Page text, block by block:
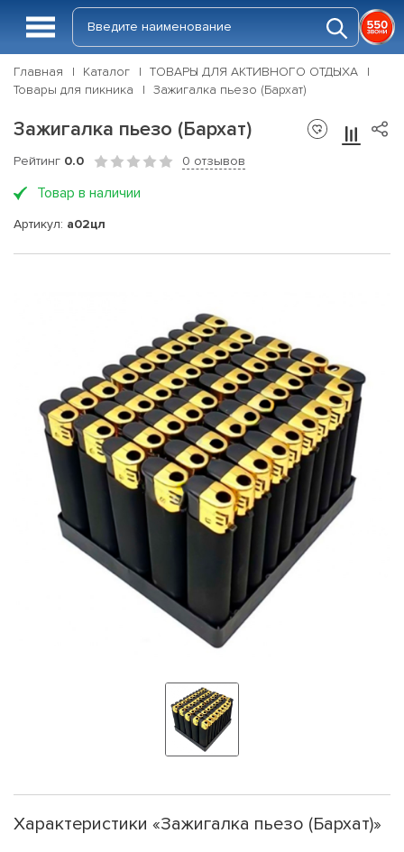
Главная Каталог
ТОВАРЫ ДЛЯ АКТИВНОГО ОТДЫХА
Товары для пикника
Зажигалка пьезо (Бархат)
Зажигалка пьезо (Бархат)
Рейтинг 0.0 0 отзывов
Товар в наличии
Артикул: а02цл
Характеристики «Зажигалка пьезо (Бархат)»